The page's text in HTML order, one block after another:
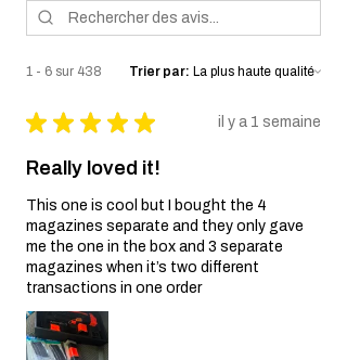
1 - 6 sur 438 Trier par:
★ ★ ★ ★ ★ il y a 1 semaine
Really loved it!
This one is cool but I bought the 4
magazines separate and they only gave
me the one in the box and 3 separate
magazines when it’s two different
transactions in one order